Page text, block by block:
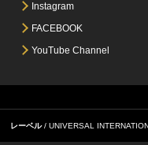
Instagram
FACEBOOK
YouTube Channel
レーベル UNIVERSAL